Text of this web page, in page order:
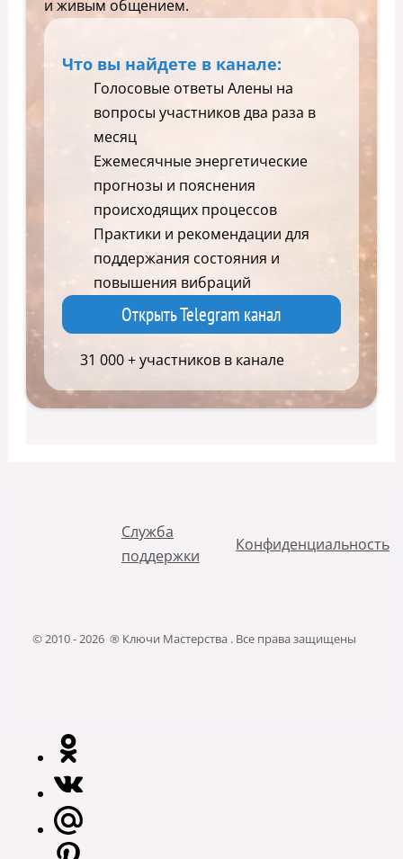
и живым общением.
Что вы найдете в канале:
Голосовые ответы Алены на
вопросы участников два раза в
месяц
Ежемесячные энергетические
прогнозы и пояснения
происходящих процессов
Практики и рекомендации для
поддержания состояния и
повышения вибраций
Открыть Telegram канал
31 000 + участников в канале
Служба
поддержки
Конфиденциальность
© 2010 - 2026 ® Ключи Мастерства . Все права защищены